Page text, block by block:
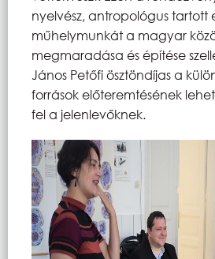
nyelvész, antropológus tartott
műhelymunkát a magyar
megmaradása és építése
János Petőfi ösztöndíjas a
források előteremtésének
fel a jelenlevőknek.